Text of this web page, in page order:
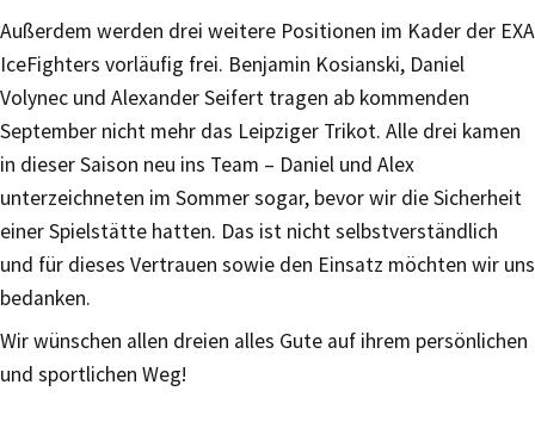
Außerdem werden drei weitere Positionen im Kader der EXA
IceFighters vorläufig frei. Benjamin Kosianski, Daniel
Volynec und Alexander Seifert tragen ab kommenden
September nicht mehr das Leipziger Trikot. Alle drei kamen
in dieser Saison neu ins Team – Daniel und Alex
unterzeichneten im Sommer sogar, bevor wir die Sicherheit
einer Spielstätte hatten. Das ist nicht selbstverständlich
und für dieses Vertrauen sowie den Einsatz möchten wir uns
bedanken.
Wir wünschen allen dreien alles Gute auf ihrem persönlichen
und sportlichen Weg!